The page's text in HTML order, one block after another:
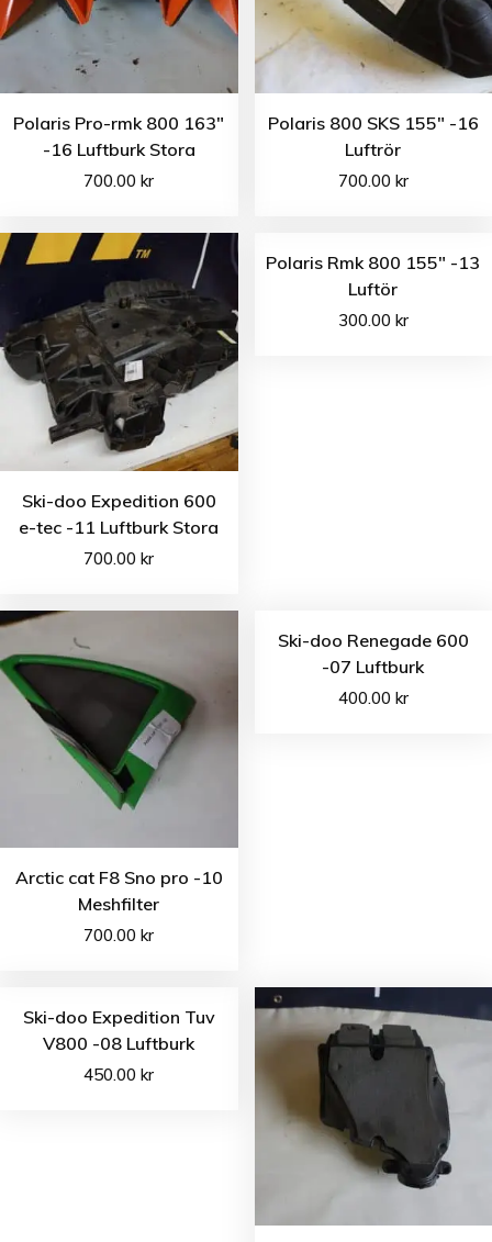
Polaris Pro-rmk 800 163″
-16 Luftburk Stora
700.00kr
Polaris 800 SKS 155″ -16
Luftrör
700.00 kr
Ski-doo Expedition 600
e-tec -11 Luftburk Stora
700.00kr
Polaris Rmk 800 155″ -13
Luftör
300.00 kr
Arctic cat F8 Sno pro -10
Meshfilter
700.00kr
Ski-doo Renegade 600
-07 Luftburk
400.00 kr
Ski-doo Expedition Tuv
V800 -08 Luftburk
450.00kr